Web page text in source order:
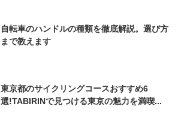
自転車のハンドルの種類を徹底解説。選び方
まで教えます
東京都のサイクリングコースおすすめ6
選!TABIRINで見つける東京の魅力を満喫...